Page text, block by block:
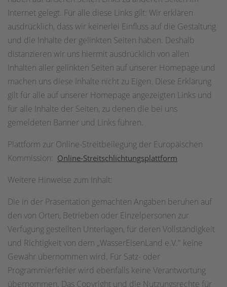
Internet gelegt. Für alle diese Links gilt: Wir erklären
ausdrücklich, dass wir keinerlei Einfluss auf die Gestaltung
und die Inhalte der gelinkten Seiten haben. Deshalb
distanzieren wir uns hiermit ausdrücklich von allen
Inhalten aller gelinkten Seiten auf unserer Homepage und
machen uns diese Inhalte nicht zu Eigen. Diese Erklärung
gilt für alle auf unserer Homepage angezeigten Links und
für alle Inhalte der Seiten, zu denen die bei uns
gemeldeten Banner und Links führen.
Plattform zur Online-Streitbeilegung der Europäischen
Kommission: Online-Streitschlichtungsplattform
Weitere Hinweise zum Inhalt:
Die in der Präsentation gemachten Angaben beruhen auf
den von Orten, Betrieben oder Einzelpersonen zur
Verfügung gestellten Unterlagen, für deren Vollständigkeit
und Richtigkeit von dem „WasserEisenLand e.V." keine
Gewähr übernommen wird. Für Satz- oder
Programmierfehler wird ebenfalls keine Verantwortung
übernommen. Das Copyright und die Nutzungsrechte für